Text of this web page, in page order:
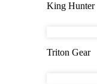
King Hunter
Triton Gear